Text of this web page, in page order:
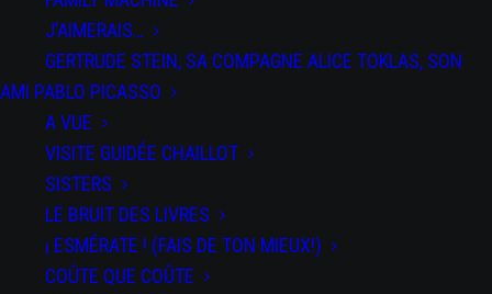
J’AIMERAIS…
GERTRUDE STEIN, SA COMPAGNE ALICE TOKLAS, SON
AMI PABLO PICASSO
A VUE
VISITE GUIDÉE CHAILLOT
SISTERS
LE BRUIT DES LIVRES
¡ ESMÉRATE ! (FAIS DE TON MIEUX!)
COÛTE QUE COÛTE
DATE
du 21 au 22
Mar 2025